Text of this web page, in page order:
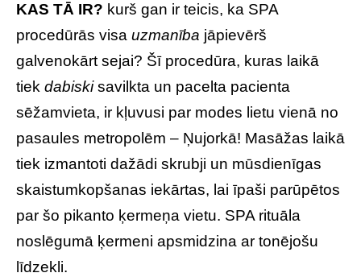
KAS TĀ IR? kurš gan ir teicis, ka SPA
procedūrās visa uzmanība jāpievērš
galvenokārt sejai? Šī procedūra, kuras laikā
tiek dabiskisavilkta un pacelta pacienta
sēžamvieta, ir kļuvusi par modes lietu vienā no
pasaules metropolēm – Ņujorkā! Masāžas laikā
tiek izmantoti dažādi skrubji un mūsdienīgas
skaistumkopšanas iekārtas, lai īpaši parūpētos
par šo pikanto ķermeņa vietu. SPA rituāla
noslēgumā ķermeni apsmidzina ar tonējošu
līdzekli.